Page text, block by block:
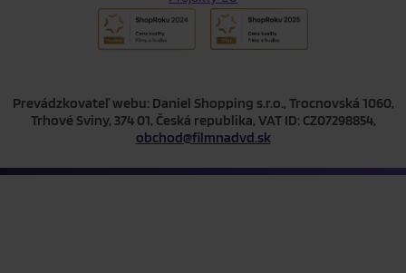
Prevádzkovateľ webu: Daniel Shopping s.r.o., Trocnovská 1060,
Trhové Sviny, 374 01, Česká republika, VAT ID: CZ07298854,
obchod@filmnadvd.sk